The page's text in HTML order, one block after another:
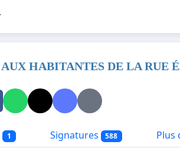
HABITANTES DE LA RUE
1 Signatures 588 Plus